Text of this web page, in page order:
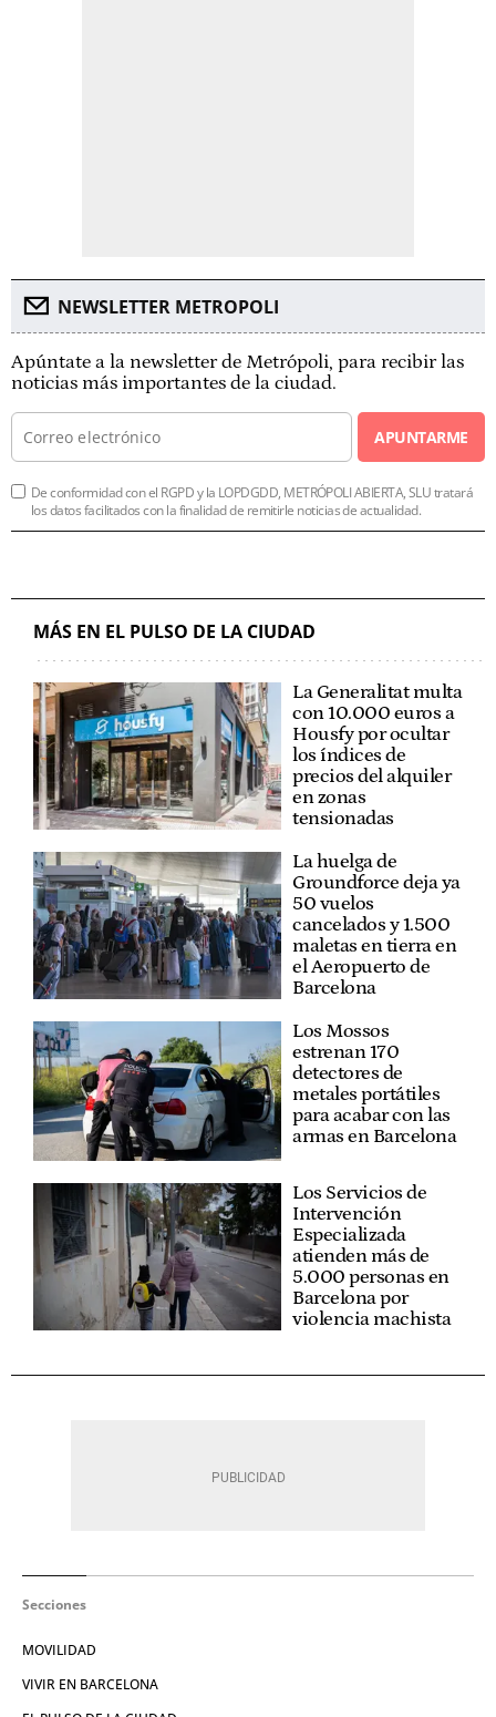
NEWSLETTER METROPOLI
Apúntate a la newsletter de Metrópoli, para recibir las
noticias más importantes de la ciudad.
APUNTARME
De conformidad con el RGPD y la LOPDGDD, METRÓPOLI ABIERTA, SLU tratará
los datos facilitados con la finalidad de remitirle noticias de actualidad.
MÁS EN EL PULSO DE LA CIUDAD
La Generalitat multa
con 10.000 euros a
Housfy por ocultar
los índices de
precios del alquiler
en zonas
tensionadas
La huelga de
Groundforce deja ya
50 vuelos
cancelados y 1.500
maletas en tierra en
el Aeropuerto de
Barcelona
Los Mossos
estrenan 170
detectores de
metales portátiles
para acabar con las
armas en Barcelona
Los Servicios de
Intervención
Especializada
atienden más de
5.000 personas en
Barcelona por
violencia machista
Secciones
MOVILIDAD
VIVIR EN BARCELONA